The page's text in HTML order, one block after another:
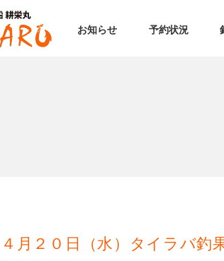
お知らせ 予約状況
４月２０日（水）タイラバ釣